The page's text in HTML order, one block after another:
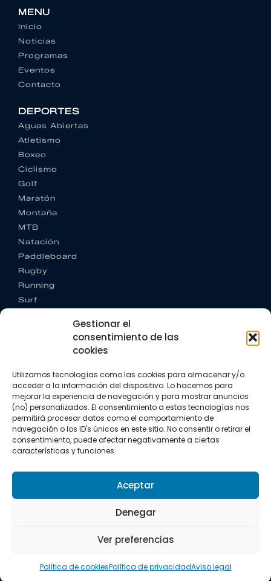
Gestionar el
consentimiento de las
cookies
Utilizamos tecnologías como las cookies para almacenar y/o
acceder a la información del dispositivo. Lo hacemos para
mejorar la experiencia de navegación y para mostrar anuncios
(no) personalizados. El consentimiento a estas tecnologías nos
permitirá procesar datos como el comportamiento de
navegación o los ID's únicos en este sitio. No consentir o retirar el
consentimiento, puede afectar negativamente a ciertas
características y funciones.
Aceptar
Denegar
Ver preferencias
Política de cookiesPolítica de privacidadAviso legal
MENU
Inicio
Noticias
Programas
Eventos
Contacto
DEPORTES
Aguas Abiertas
Atletismo
Boxeo
Ciclismo
Golf
Maratón
Montaña
MTB
Natación
Paddleboard
Rugby
Running
Surf
CONTACTO
+34 662 342 177
info@vkssport.com
SÍGUENOS
Política de privacidad
Política de cookies
Todos los derechos resevados.